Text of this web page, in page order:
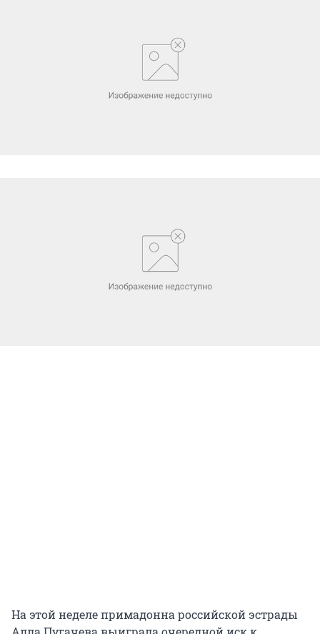
На этой неделе примадонна российской эстрады